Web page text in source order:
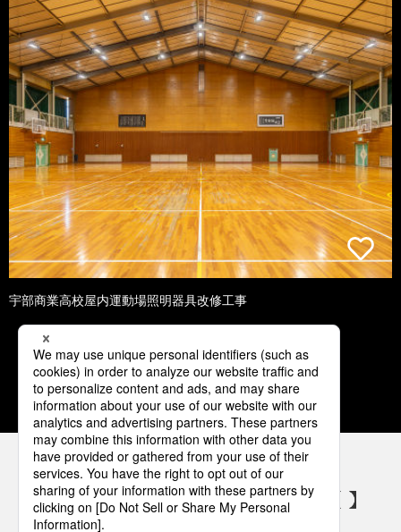
宇部商業高校屋内運動場照明器具改修工事
1 2 3 4 5
パナソニックの電気設備 SNSアカウント